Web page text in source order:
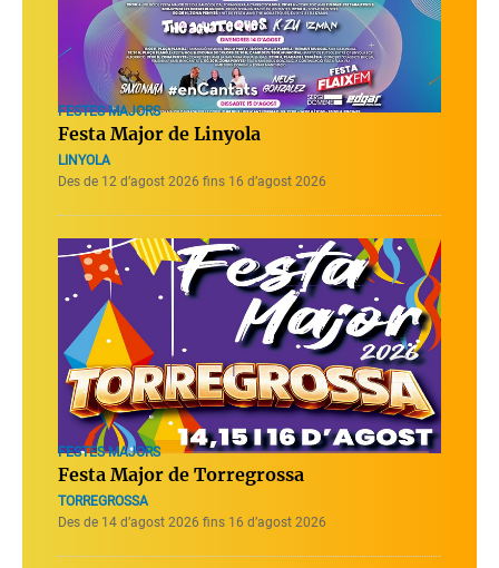
FESTES MAJORS
Festa Major de Linyola
LINYOLA
Des de 12 d’agost 2026 fins 16 d’agost 2026
FESTES MAJORS
Festa Major de Torregrossa
TORREGROSSA
Des de 14 d’agost 2026 fins 16 d’agost 2026